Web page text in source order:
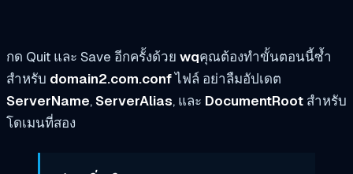
กด Quit และ Save อีกครั้งด้วย wqคุณต้องทำขั้นตอนนี้ซ้ำ
สำหรับ domain2.com.confไฟล์ อย่าลืมอัปเดต
ServerName,ServerAlias, และ DocumentRoot สำหรับ
โดเมนที่สอง